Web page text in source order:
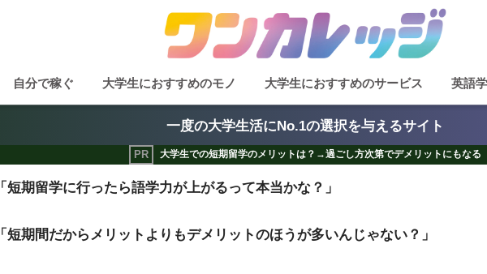
自分で稼ぐ 大学生におすすめのモノ 大学生におすすめのサービス 英語
一度の大学生活にNo.1の選択を与えるサイト
大学生での短期留学のメリットは？→過ごし方次第でデメリットにもなる
「短期留学に行ったら語学力が上がるって本当かな？」
「短期間だからメリットよりもデメリットのほうが多いんじゃない？」